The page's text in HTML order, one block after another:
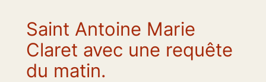
Saint Antoine Marie
Claret avec une requête
du matin.